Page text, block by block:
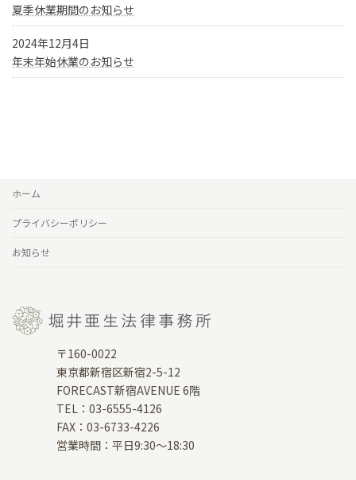
夏季休業期間のお知らせ
2024年12月4日
年末年始休業のお知らせ
ホーム
プライバシーポリシー
お知らせ
〒160-0022
東京都新宿区新宿2-5-12
FORECAST新宿AVENUE 6階
TEL：03-6555-4126
FAX：03-6733-4226
営業時間：平日9:30～18:30